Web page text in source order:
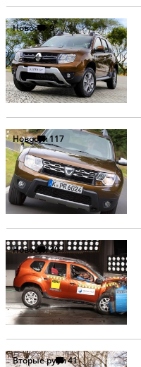
Новости9
Новости117
Новости30
Вторые руки41